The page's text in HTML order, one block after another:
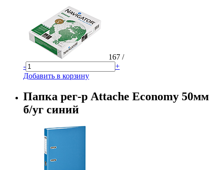
167 /
-
+
Добавить в корзину
Папка рег-р Attache Economy 50мм
б/уг синий